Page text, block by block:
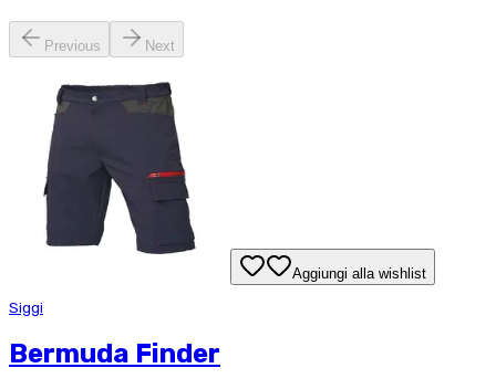
Previous Next
Aggiungi alla wishlist
Siggi
Bermuda Finder